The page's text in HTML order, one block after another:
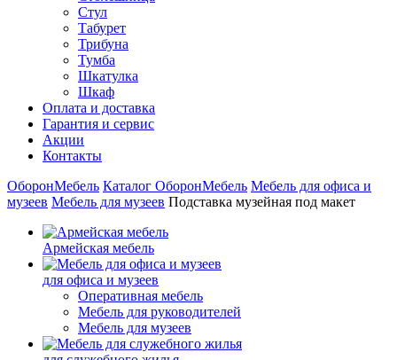
Стул
Табурет
Трибуна
Тумба
Шкатулка
Шкаф
Оплата и доставка
Гарантия и сервис
Акции
Контакты
ОборонМебель Каталог ОборонМебель Мебель для офиса и
музеев Мебель для музеев Подставка музейная под макет
Армейская мебель
для офиса и музеев
Оперативная мебель
Мебель для руководителей
Мебель для музеев